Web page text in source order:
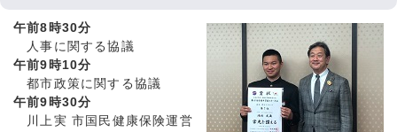
午前8時30分
人事に関する協議
午前9時10分
都市政策に関する協議
午前9時30分
川上実 市国民健康保険運営